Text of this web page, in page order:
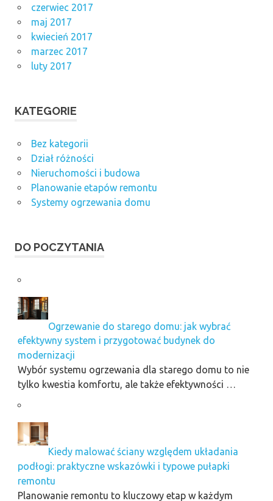
czerwiec 2017
maj 2017
kwiecień 2017
marzec 2017
luty 2017
KATEGORIE
Bez kategorii
Dział różności
Nieruchomości i budowa
Planowanie etapów remontu
Systemy ogrzewania domu
DO POCZYTANIA
Ogrzewanie do starego domu: jak wybrać
efektywny system i przygotować budynek do
modernizacji
Wybór systemu ogrzewania dla starego domu to nie
tylko kwestia komfortu, ale także efektywności …
Kiedy malować ściany względem układania
podłogi: praktyczne wskazówki i typowe pułapki
remontu
Planowanie remontu to kluczowy etap w każdym